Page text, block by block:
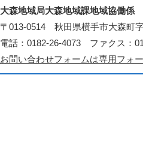
大森地域局大森地域課地域協働係
〒013-0514 秋田県横手市大森町
電話：0182-26-4073 ファクス：
お問い合わせフォームは専用フォ